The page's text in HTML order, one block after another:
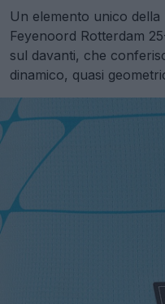
Un elemento unico della
Feyenoord Rotterdam
sul davanti, che
dinamico, quasi